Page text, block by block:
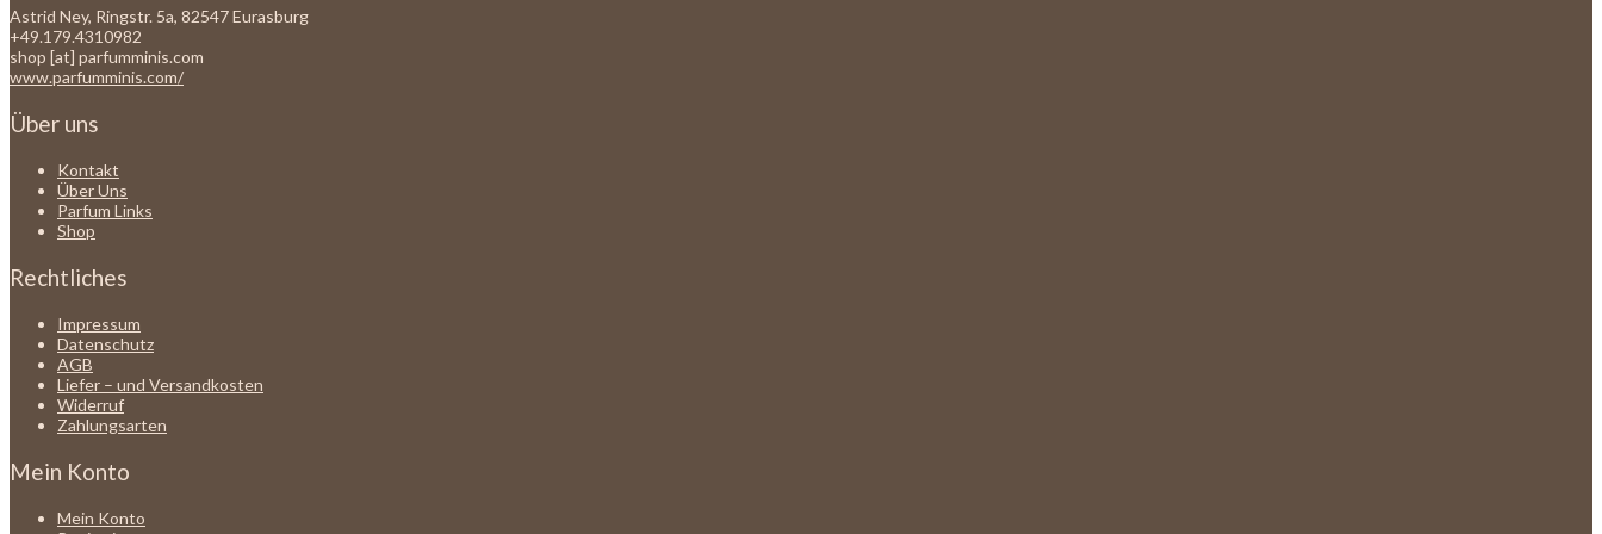
Astrid Ney, Ringstr. 5a, 82547 Eurasburg
+49.179.4310982
shop [at] parfumminis.com
www.parfumminis.com/
Über uns
Kontakt
Über Uns
Parfum Links
Shop
Rechtliches
Impressum
Datenschutz
AGB
Liefer – und Versandkosten
Widerruf
Zahlungsarten
Mein Konto
Mein Konto